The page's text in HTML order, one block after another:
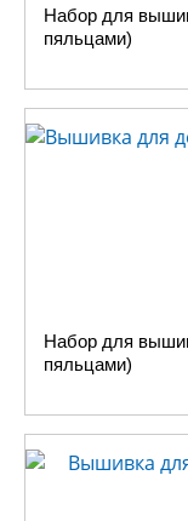
Набор для
пяльцами)
Набор для
пяльцами)